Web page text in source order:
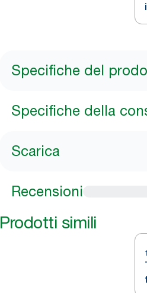
Specifiche del
Specifiche della
Scarica
Recensioni
Prodotti simili